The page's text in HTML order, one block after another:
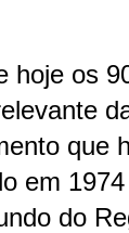
hoje os
que
em
do